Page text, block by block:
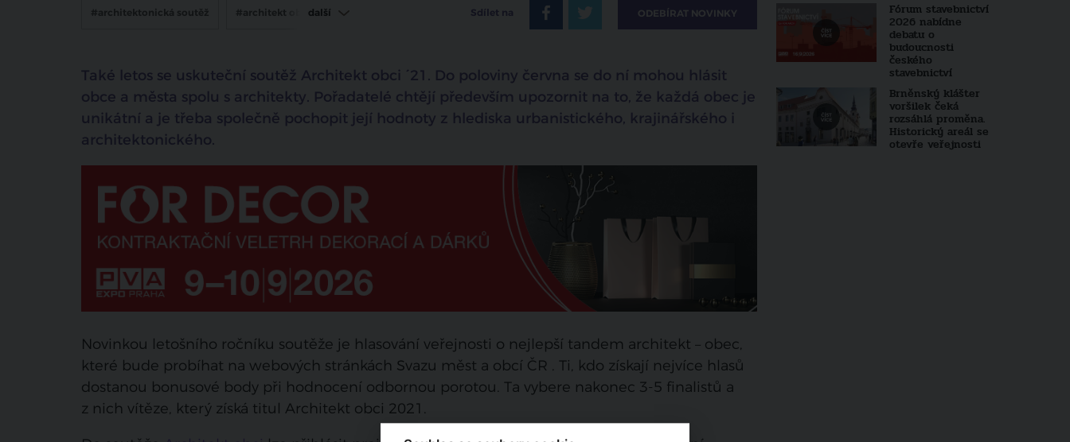
#architektonická soutěž #architekt obcidalší Sdílet na ODEBÍRAT NOVINKY
Také letos se uskuteční soutěž Architekt obci ´21. Do poloviny června se do ní mohou hlásit
obce a města spolu s architekty. Pořadatelé chtějí především upozornit na to, že každá obec je
unikátní a je třeba společně pochopit její hodnoty z hlediska urbanistického, krajinářského i
architektonického.
Novinkou letošního ročníku soutěže je hlasování veřejnosti o nejlepší tandem architekt – obec,
které bude probíhat na webových stránkách Svazu měst a obcí ČR . Ti, kdo získají nejvíce hlasů
dostanou bonusové body při hodnocení odbornou porotou. Ta vybere nakonec 3-5 finalistů a
z nich vítěze, který získá titul Architekt obci 2021.
Fórum stavebnictví
2026 nabídne
debatu o
budoucnosti
českého
stavebnictví
Brněnský klášter
voršilek čeká
rozsáhlá proměna.
Historický areál se
otevře veřejnosti